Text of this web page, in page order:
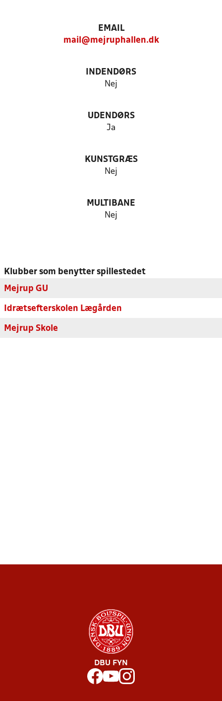
EMAIL
mail@mejruphallen.dk
INDENDØRS
Nej
UDENDØRS
Ja
KUNSTGRÆS
Nej
MULTIBANE
Nej
Klubber som benytter spillestedet
Mejrup GU
Idrætsefterskolen Lægården
Mejrup Skole
DBU FYN